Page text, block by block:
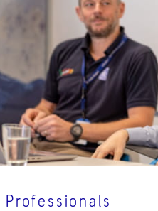
Professionals